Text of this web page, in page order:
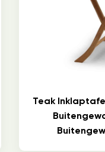
Teak Inklaptafel